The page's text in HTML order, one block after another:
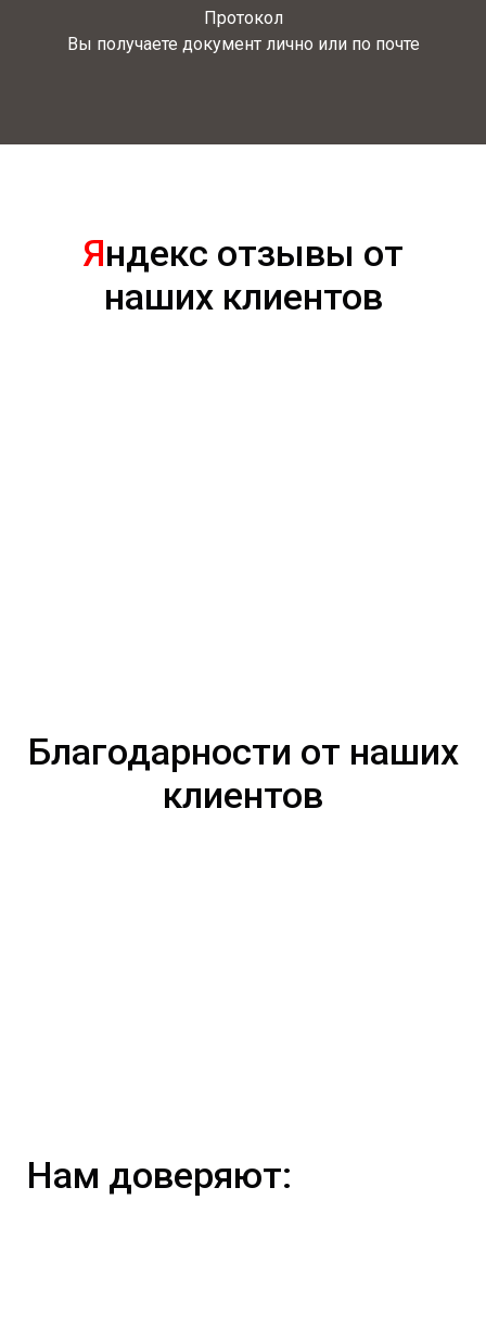
Протокол
Вы получаете документ лично или по почте
Яндекс отзывы от
наших клиентов
Благодарности от наших
клиентов
Нам доверяют: